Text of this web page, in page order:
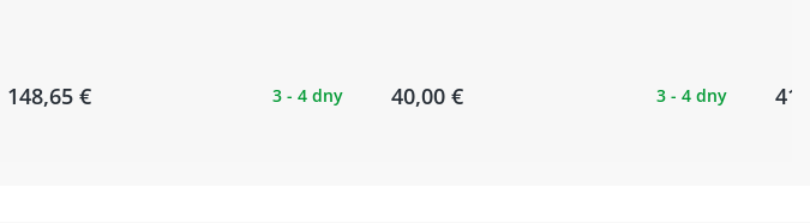
148,65 € 3 - 4 dny 40,00 € 3 - 4 dny